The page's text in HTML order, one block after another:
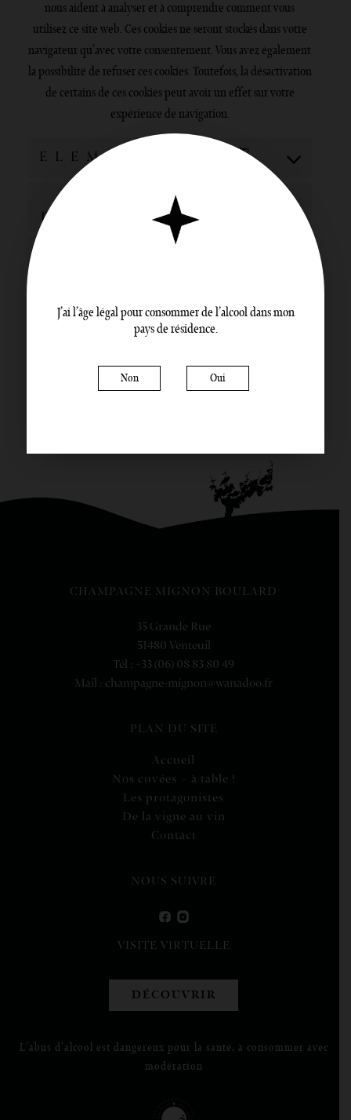
nous aident à analyser et à comprendre comment vous
utilisez ce site web. Ces cookies ne seront stockés dans votre
navigateur qu’avec votre consentement. Vous avez également
la possibilité de refuser ces cookies. Toutefois, la désactivation
de certains de ces cookies peut avoir un effet sur votre
expérience de navigation.
ELEMENTOR
Statistiques
RECAPTCHA
MAKER
POLYLANG
DIVERS
Finalité en attente
d’enquête
CHAMPAGNE MIGNON BOULARD
35 Grande Rue
51480 Venteuil
Tél : +33 (06) 08 83 80 49
Mail : champagne-mignon@wanadoo.fr
PLAN DU SITE
Accueil
Nos cuvées – à table !
Les protagonistes
De la vigne au vin
Contact
NOUS SUIVRE
VISITE VIRTUELLE
DÉCOUVRIR
L’abus d’alcool est dangereux pour la santé, à consommer avec
modération
J’ai l’âge légal pour consommer de l’alcool dans mon
pays de résidence.
Non Oui